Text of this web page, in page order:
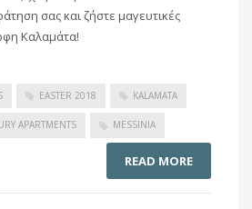
σας και ζήστε μαγευτικές
Καλαμάτα!
EASTER 2018 KALAMATA
APARTMENTS MESSINIA
READ MORE